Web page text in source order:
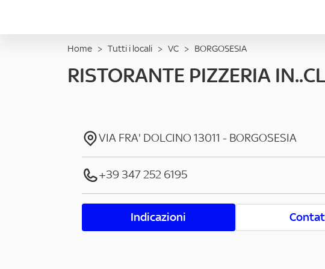
Home > Tutti i locali > VC > BORGOSESIA
RISTORANTE PIZZERIA
VIA FRA' DOLCINO 13011 - BORGOSESIA
+39 347 252 6195
Indicazioni